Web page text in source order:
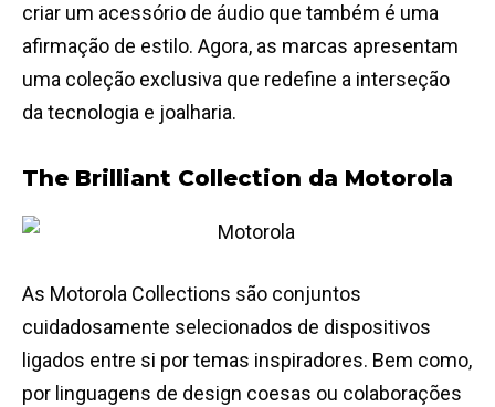
criar um acessório de áudio que também é uma
afirmação de estilo. Agora, as marcas apresentam
uma coleção exclusiva que redefine a interseção
da tecnologia e joalharia.
The Brilliant Collection da Motorola
As Motorola Collections são conjuntos
cuidadosamente selecionados de dispositivos
ligados entre si por temas inspiradores. Bem como,
por linguagens de design coesas ou colaborações